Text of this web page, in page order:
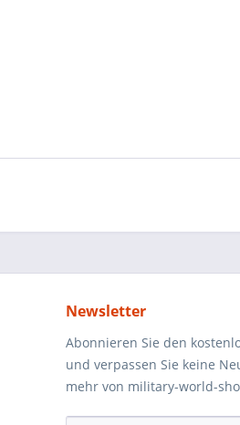
Newsletter
Abonnieren Sie den
und verpassen Sie keine
mehr von military-world-